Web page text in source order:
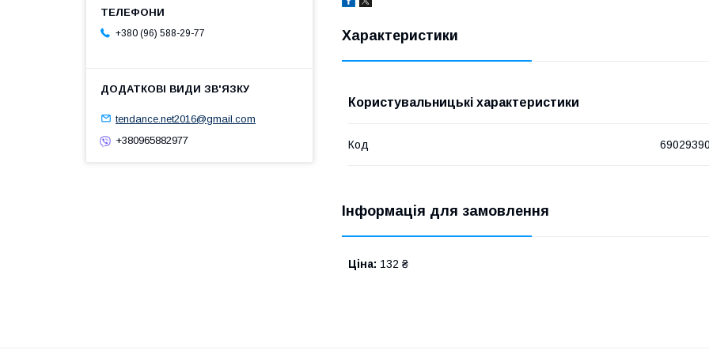
Характеристики
Користувальницькі характеристики
Код
Інформація для замовлення
Ціна: 132 ₴
+380 (96) 588-29-77
tendance.net2016@gmail.com
+380965882977